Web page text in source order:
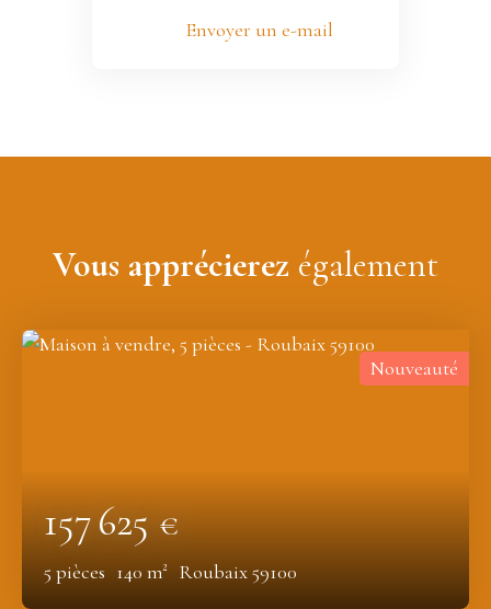
Envoyer un e-mail
Vous apprécierez également
157 625€
5 pièces 140 m² Roubaix 59100
Nouveauté